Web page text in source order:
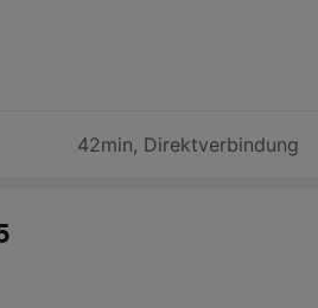
42min, Direktverbindung